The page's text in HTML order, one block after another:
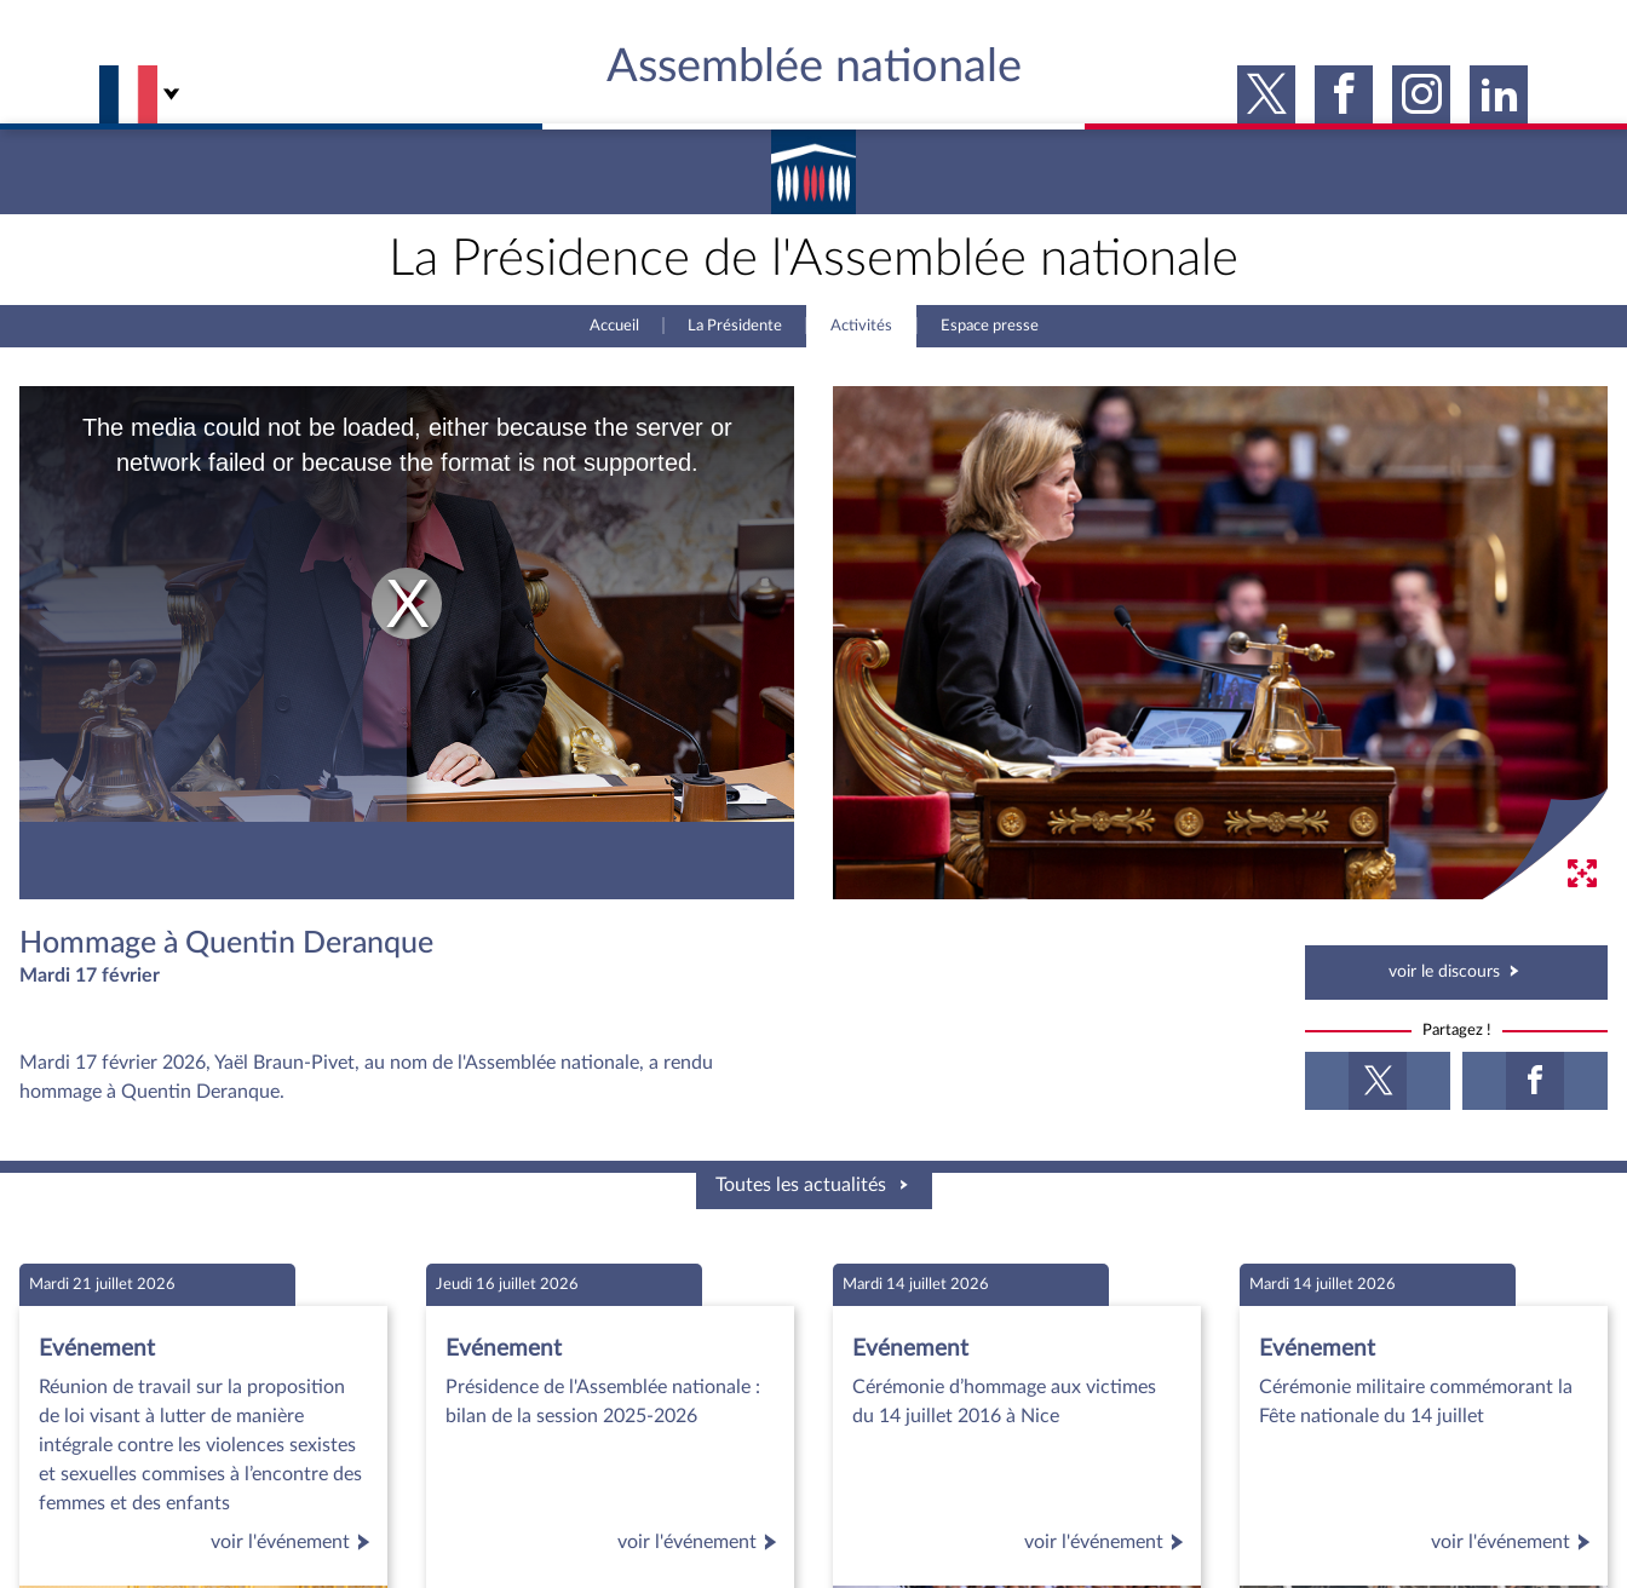
Assemblée nationale
La Présidence de l'Assemblée nationale
Accueil La Présidente Activités Espace presse
Play
Video
The media could not be loaded, either because the server or
network failed or because the format is not supported.
Hommage à Quentin Deranque
Mardi 17 février
Mardi 17 février 2026, Yaël Braun-Pivet, au nom de l'Assemblée nationale, a rendu
hommage à Quentin Deranque.
voir le discours
Partagez !
Toutes les actualités
Mardi 21 juillet 2026
Evénement
Réunion de travail sur la proposition
de loi visant à lutter de manière
intégrale contre les violences sexistes
et sexuelles commises à l’encontre des
femmes et des enfants
voir l'événement
Jeudi 16 juillet 2026
Evénement
Présidence de l'Assemblée nationale :
bilan de la session 2025-2026
voir l'événement
Mardi 14 juillet 2026
Evénement
Cérémonie d’hommage aux victimes
du 14 juillet 2016 à Nice
voir l'événement
Mardi 14 juillet 2026
Evénement
Cérémonie militaire commémorant la
Fête nationale du 14 juillet
voir l'événement